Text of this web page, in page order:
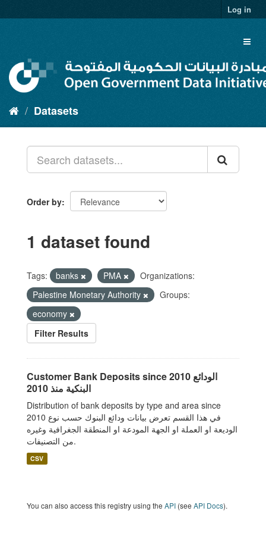
to
Log in
Datasets
Order by
1 dataset found
Tags: banks PMA
Organizations:
Palestine Monetary Authority
Groups:
economy
Filter Results
Customer Bank Deposits since 2010 الودائع
البنكية منذ 2010
Distribution of bank deposits by type and area since
2010 في هذا القسم تعرض بيانات ودائع البنوك حسب نوع
الوديعة او العملة او الجهة المودعة او المنطقة الجغرافية وغيره
من التصنيفات.
CSV
You can also access this registry using the API (see API Docs).